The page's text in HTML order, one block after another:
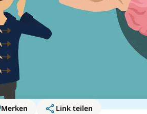
Merken
Link teilen